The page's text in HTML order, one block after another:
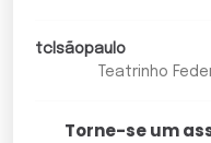
tclsãopaulo
Teatrinho
Torne-se um